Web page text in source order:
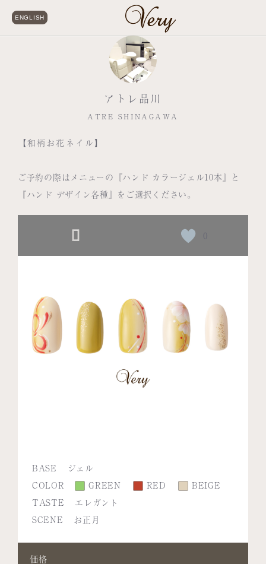
ENGLISH
アトレ品川
ATRE SHINAGAWA
【和柄お花ネイル】
ご予約の際はメニューの『ハンド カラージェル10本』と
『ハンド デザイン各種』をご選択ください。
BASE
ジェル
COLOR
GREEN RED
BEIGE
TASTE
エレガント
SCENE
お正月
価格